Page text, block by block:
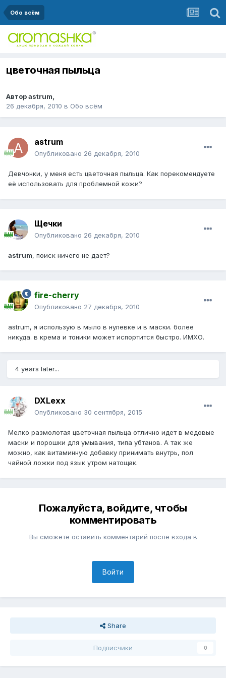
Обо всём
цветочная пыльца
Авторastrum,
26 декабря, 2010 в Обо всём
astrum
Опубликовано 26 декабря, 2010
Девчонки, у меня есть цветочная пыльца. Как порекомендуете
её использовать для проблемной кожи?
Щечки
Опубликовано 26 декабря, 2010
astrum, поиск ничего не дает?
fire-cherry
Опубликовано 27 декабря, 2010
astrum, я использую в мыло в нулевке и в маски. более
никуда. в крема и тоники может испортится быстро. ИМХО.
4 years later...
DXLexx
Опубликовано 30 сентября, 2015
Мелко размолотая цветочная пыльца отлично идет в медовые
маски и порошки для умывания, типа убтанов. А так же
можно, как витаминную добавку принимать внутрь, пол
чайной ложки под язык утром натощак.
Пожалуйста, войдите, чтобы
комментировать
Вы сможете оставить комментарий после входа в
Войти
Share
Подписчики 0